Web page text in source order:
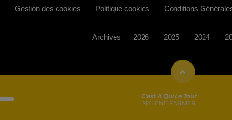
C'est A Qui Le Tour
MYLENE FARMER
Gestion des cookies Politique cookies Conditions
Archives 2026 2025 2024